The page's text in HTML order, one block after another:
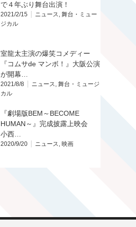
で４年ぶり舞台出演！
2021/2/15 ニュース, 舞台・ミュー
ジカル
室龍太主演の爆笑コメディー
『コムサde マンボ！』大阪公演
が開幕…
2021/8/8 ニュース, 舞台・ミュージ
カル
『劇場版BEM～BECOME
HUMAN～』完成披露上映会
小西…
2020/9/20 ニュース, 映画